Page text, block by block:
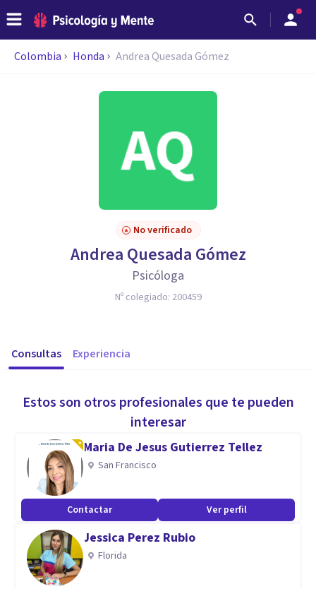
Colombia Honda Andrea Quesada Gómez
No verificado
Andrea Quesada Gómez
Psicóloga
Nº colegiado: 200459
Consultas Experiencia
Estos son otros profesionales que te pueden
interesar
Maria De Jesus Gutierrez Tellez
San Francisco
Contactar Ver perfil
Jessica Perez Rubio
Florida